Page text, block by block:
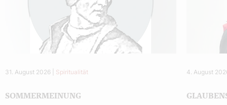
31. August 2026 Spiritualität
SOMMERMEINUNG
4. August